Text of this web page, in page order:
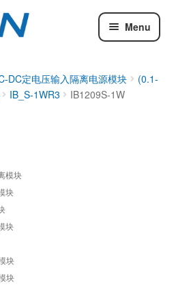
Menu
DC定电压输入隔离电源模块
(0.1-
IB_S-1WR3 IB1209S-1W
模块
块
块
块
块